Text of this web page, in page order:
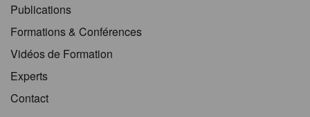
Publications
Formations & Conférences
Vidéos de Formation
Experts
Contact